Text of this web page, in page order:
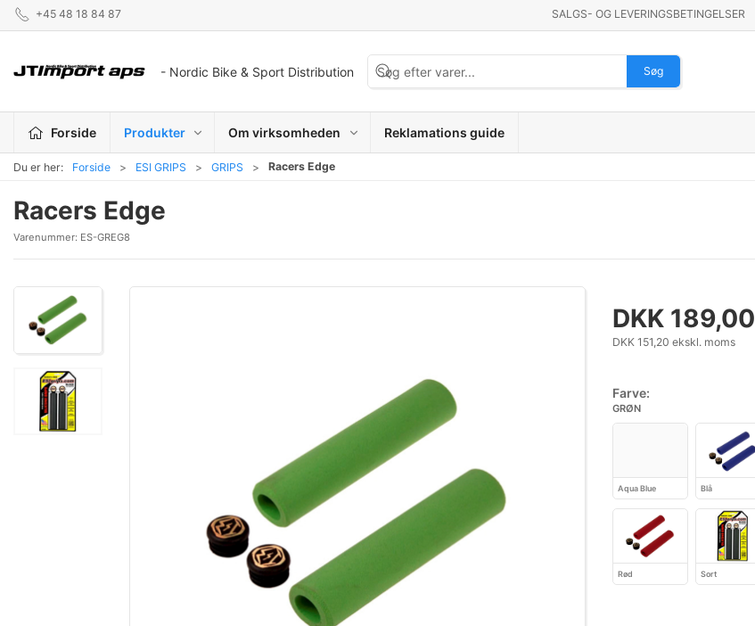
+45 48 18 84 87 SALGS- OG LEVERINGSBETINGELSER
- Nordic Bike & Sport Distribution Søg
Forside Produkter Om virksomheden Reklamations guide
Du er her: Forside ESI GRIPS GRIPS Racers Edge
Racers Edge
Varenummer: ES-GREG8
DKK 189,00
DKK 151,20 ekskl. moms
Farve:
GRØN
Aqua Blue Blå
Rød Sort